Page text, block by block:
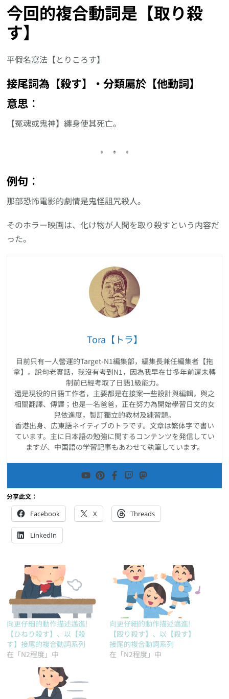
今回的複合動詞是【取り殺
す】
平假名寫法【とりころす】
接尾詞為【殺す】‧分類屬於【他動詞】
意思︰
【冤魂或鬼神】纏身使其死亡。
例句︰
那部恐怖電影的劇情是鬼怪詛咒殺人。
そのホラー映画は、化け物が人間を取り殺すという内容だ
った。
Tora【トラ】
目前只有一人營運的Target-N1編集部，編集長兼任編集者【拖
拿】。說句老實話，我沒有考到N1，因為我早在廿多年前還未轉
制前已經考取了日語1級能力。
還是現役的日語工作者，主要都是在接案一些設計與編輯，與之
相關翻譯、傳譯；也是一名爸爸，正在努力為開始學習日文的女
兒依進度，製訂獨立的教材及練習題。
香港出身、広東語ネイティブのトラです。文章は繁体字で書い
ています。主に日本語の勉強に関するコンテンツを発信してい
ますが、中国語の学習記事もあわせて執筆しています。
分享此文：
Facebook X Threads
LinkedIn
向更仔細的動作描述邁進!
【ひねり殺す】、以【殺
す】接尾的複合動詞系列
在「N2程度」中
向更仔細的動作描述邁進!
【殴り殺す】、以【殺す】
接尾的複合動詞系列
在「N2程度」中